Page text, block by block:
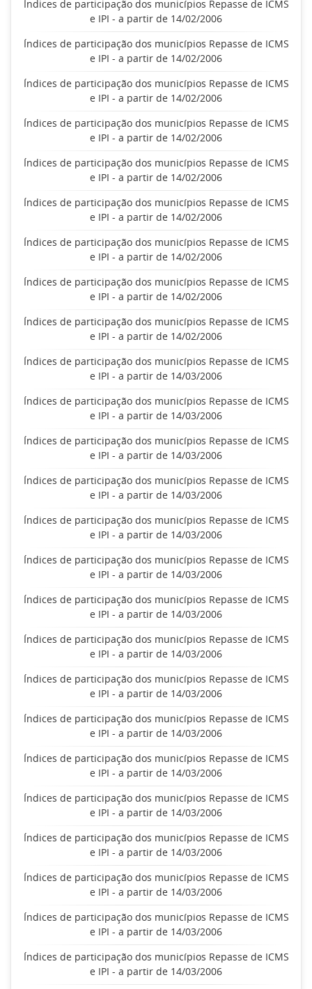
Índices de participação dos municípios Repasse de ICMS
e IPI - a partir de 14/02/2006
Índices de participação dos municípios Repasse de ICMS
e IPI - a partir de 14/02/2006
Índices de participação dos municípios Repasse de ICMS
e IPI - a partir de 14/02/2006
Índices de participação dos municípios Repasse de ICMS
e IPI - a partir de 14/02/2006
Índices de participação dos municípios Repasse de ICMS
e IPI - a partir de 14/02/2006
Índices de participação dos municípios Repasse de ICMS
e IPI - a partir de 14/02/2006
Índices de participação dos municípios Repasse de ICMS
e IPI - a partir de 14/02/2006
Índices de participação dos municípios Repasse de ICMS
e IPI - a partir de 14/02/2006
Índices de participação dos municípios Repasse de ICMS
e IPI - a partir de 14/02/2006
Índices de participação dos municípios Repasse de ICMS
e IPI - a partir de 14/03/2006
Índices de participação dos municípios Repasse de ICMS
e IPI - a partir de 14/03/2006
Índices de participação dos municípios Repasse de ICMS
e IPI - a partir de 14/03/2006
Índices de participação dos municípios Repasse de ICMS
e IPI - a partir de 14/03/2006
Índices de participação dos municípios Repasse de ICMS
e IPI - a partir de 14/03/2006
Índices de participação dos municípios Repasse de ICMS
e IPI - a partir de 14/03/2006
Índices de participação dos municípios Repasse de ICMS
e IPI - a partir de 14/03/2006
Índices de participação dos municípios Repasse de ICMS
e IPI - a partir de 14/03/2006
Índices de participação dos municípios Repasse de ICMS
e IPI - a partir de 14/03/2006
Índices de participação dos municípios Repasse de ICMS
e IPI - a partir de 14/03/2006
Índices de participação dos municípios Repasse de ICMS
e IPI - a partir de 14/03/2006
Índices de participação dos municípios Repasse de ICMS
e IPI - a partir de 14/03/2006
Índices de participação dos municípios Repasse de ICMS
e IPI - a partir de 14/03/2006
Índices de participação dos municípios Repasse de ICMS
e IPI - a partir de 14/03/2006
Índices de participação dos municípios Repasse de ICMS
e IPI - a partir de 14/03/2006
Índices de participação dos municípios Repasse de ICMS
e IPI - a partir de 14/03/2006